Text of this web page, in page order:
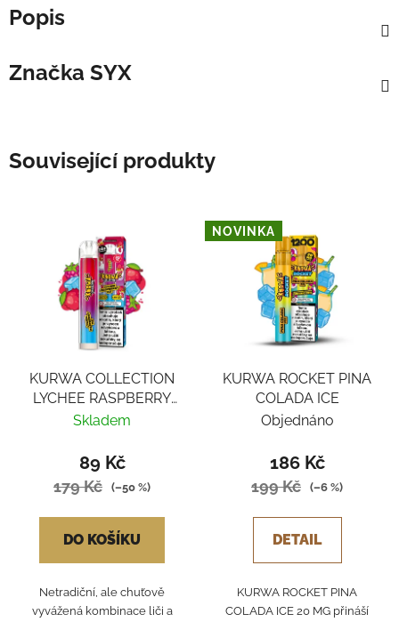
Popis
Značka SYX
Související produkty
KURWA COLLECTION
LYCHEE RASPBERRY
ICE
Skladem
89 Kč
179 Kč (–50 %)
DO KOŠÍKU
Netradiční, ale chuťově
vyvážená kombinace liči a
NOVINKA
KURWA ROCKET PINA
COLADA ICE
Objednáno
186 Kč
199 Kč (–6 %)
DETAIL
KURWA ROCKET PINA
COLADA ICE 20 MG přináší